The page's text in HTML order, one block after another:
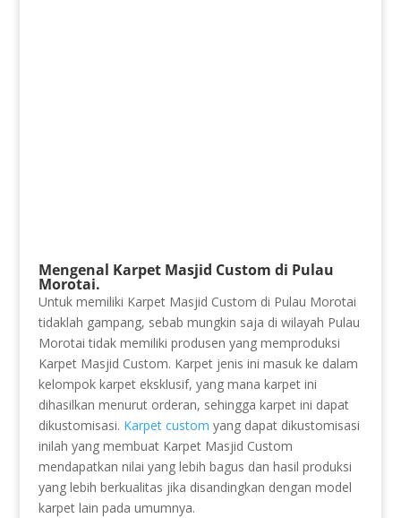
Mengenal Karpet Masjid Custom di Pulau
Morotai.
Untuk memiliki Karpet Masjid Custom di Pulau Morotai
tidaklah gampang, sebab mungkin saja di wilayah Pulau
Morotai tidak memiliki produsen yang memproduksi
Karpet Masjid Custom. Karpet jenis ini masuk ke dalam
kelompok karpet eksklusif, yang mana karpet ini
dihasilkan menurut orderan, sehingga karpet ini dapat
dikustomisasi. Karpet custom yang dapat dikustomisasi
inilah yang membuat Karpet Masjid Custom
mendapatkan nilai yang lebih bagus dan hasil produksi
yang lebih berkualitas jika disandingkan dengan model
karpet lain pada umumnya.